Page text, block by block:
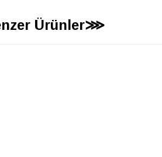
Ürünler⋙